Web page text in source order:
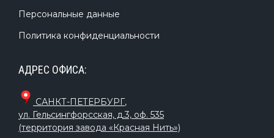
Персональные данные
Политика конфиденциальности
АДРЕС ОФИСА:
САНКТ-ПЕТЕРБУРГ,
ул. Гельсингфорсская, д.3, оф. 535
(территория завода «Красная Нить»)